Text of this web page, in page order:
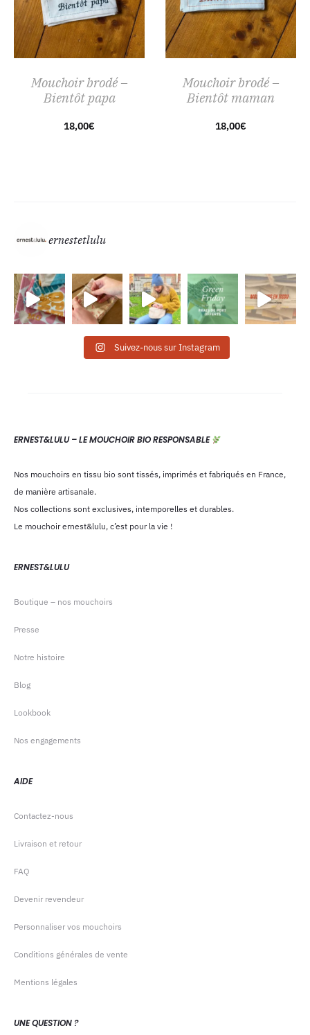
Mouchoir brodé –
Bientôt papa
18,00€
Mouchoir brodé –
Bientôt maman
18,00€
ernestetlulu
Suivez-nous sur Instagram
ERNEST&LULU – LE MOUCHOIR BIO RESPONSABLE
Nos mouchoirs en tissu bio sont tissés, imprimés et fabriqués en France,
de manière artisanale.
Nos collections sont exclusives, intemporelles et durables.
Le mouchoir ernest&lulu, c’est pour la vie !
ERNEST&LULU
Boutique – nos mouchoirs
Presse
Notre histoire
Blog
Lookbook
Nos engagements
AIDE
Contactez-nous
Livraison et retour
FAQ
Devenir revendeur
Personnaliser vos mouchoirs
Conditions générales de vente
Mentions légales
UNE QUESTION ?